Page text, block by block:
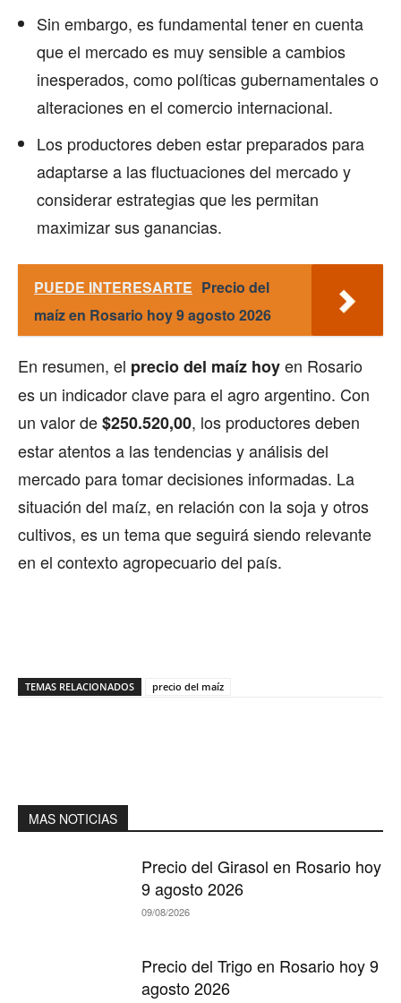
Sin embargo, es fundamental tener en cuenta
que el mercado es muy sensible a cambios
inesperados, como políticas gubernamentales o
alteraciones en el comercio internacional.
Los productores deben estar preparados para
adaptarse a las fluctuaciones del mercado y
considerar estrategias que les permitan
maximizar sus ganancias.
PUEDE INTERESARTE Precio del
maíz en Rosario hoy 9 agosto 2026
En resumen, el precio del maíz hoyen Rosario
es un indicador clave para el agro argentino. Con
un valor de$250.520,00, los productores deben
estar atentos a las tendencias y análisis del
mercado para tomar decisiones informadas. La
situación del maíz, en relación con la soja y otros
cultivos, es un tema que seguirá siendo relevante
en el contexto agropecuario del país.
TEMAS RELACIONADOS precio del maíz
MAS NOTICIAS
Precio del Girasol en Rosario hoy
9 agosto 2026
09/08/2026
Precio del Trigo en Rosario hoy 9
agosto 2026